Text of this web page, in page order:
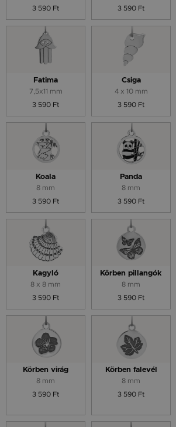
3 590 Ft
3 590 Ft
Fatima
7,5x11 mm
3 590 Ft
Csiga
4 x 10 mm
3 590 Ft
Koala
8 mm
3 590 Ft
Panda
8 mm
3 590 Ft
Kagyló
8 x 8 mm
3 590 Ft
Körben pillangók
8 mm
3 590 Ft
Körben virág
8 mm
3 590 Ft
Körben falevél
8 mm
3 590 Ft